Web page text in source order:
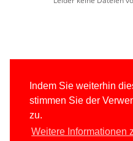
Indem Sie weiterhin
stimmen Sie der
zu.
Weitere Informationen